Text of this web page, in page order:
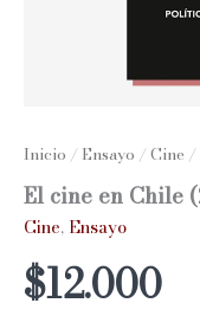
Inicio / Ensayo /Cine /
El cine en Chile
Cine, Ensayo
$12.000